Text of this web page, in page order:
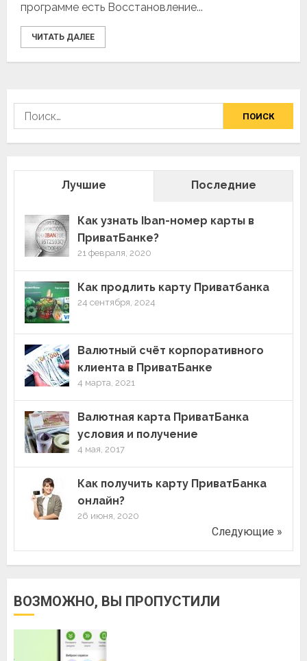
программе есть Восстановление...
ЧИТАТЬ ДАЛЕЕ
Найти:
Лучшие Последние
Как узнать Iban-номер карты в
ПриватБанке?
21 февраля, 2020
Как продлить карту Приватбанка
24 сентября, 2024
Валютный счёт корпоративного
клиента в ПриватБанке
4 марта, 2021
Валютная карта ПриватБанка
условия и получение
4 мая, 2017
Как получить карту ПриватБанка
онлайн?
26 июня, 2020
Следующие »
ВОЗМОЖНО, ВЫ ПРОПУСТИЛИ